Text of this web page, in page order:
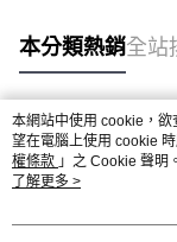
本分類熱銷全站
熱門標籤
本網站中使用 cookie，
望在電腦上使用 cookie
權條款 」之 Cookie 聲明
用條款之 Cookie 聲明使
了解更多 >